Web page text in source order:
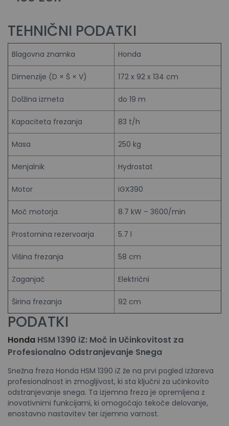
TEHNIČNI PODATKI
Blagovna znamka Honda
Dimenzije (D × Š × V) 172 x 92 x 134 cm
Dolžina izmeta do 19 m
Kapaciteta frezanja 83 t/h
Masa 250 kg
Menjalnik Hydrostat
Motor iGX390
Moč motorja 8.7 kW – 3600/min
Prostornina rezervoarja 5.7 l
Višina frezanja 58 cm
Zaganjač Električni
Širina frezanja 92 cm
PODATKI
Honda HSM 1390 iZ: Moč in Učinkovitost za
Profesionalno Odstranjevanje Snega
Snežna freza Honda HSM 1390 iZ že na prvi pogled izžareva
profesionalnost in zmogljivost, ki sta ključni za učinkovito
odstranjevanje snega. Ta izjemna freza je opremljena z
inovativnimi funkcijami, ki omogočajo tekoče delovanje,
enostavno nastavitev ter izjemno varnost.